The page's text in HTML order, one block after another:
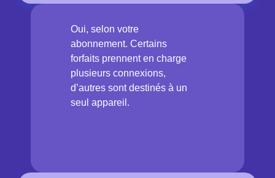
Oui, selon votre
abonnement. Certains
forfaits prennent en charge
plusieurs connexions,
d’autres sont destinés à un
seul appareil.